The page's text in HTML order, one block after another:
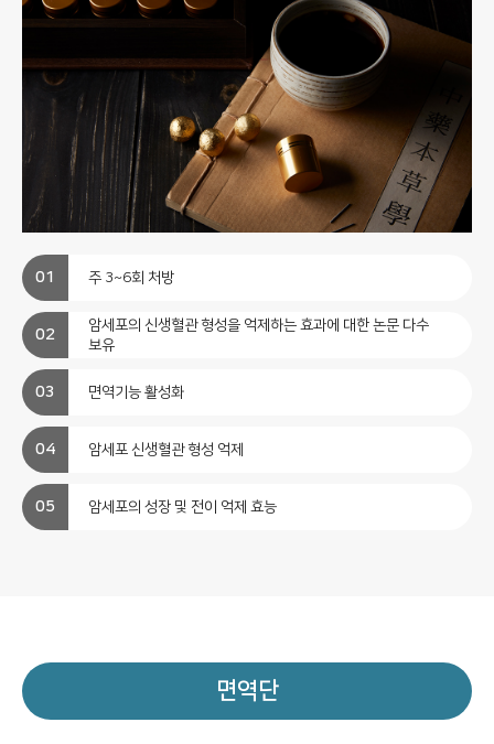
주 3~6회 처방
암세포의 신생혈관 형성을 억제하는 효과에 대한 논문 다수
보유
면역기능 활성화
암세포 신생혈관 형성 억제
암세포의 성장 및 전이 억제 효능
면역단